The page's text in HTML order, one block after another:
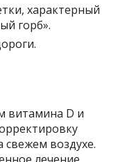
характерный
горб».
витамина D и
воздухе.